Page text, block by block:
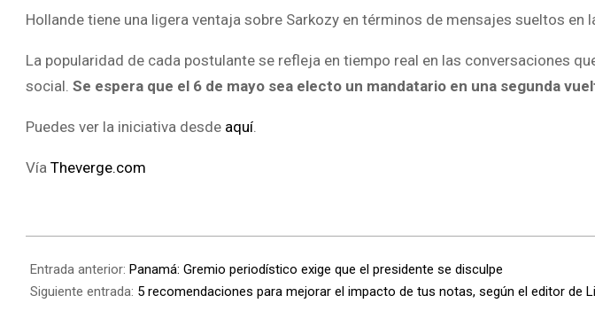
Hollande tiene una ligera ventaja sobre Sarkozy en términos de mensajes sueltos en
La popularidad de cada postulante se refleja en tiempo real en las conversaciones
social. Se espera que el 6 de mayo sea electo un mandatario en una segunda
Puedes ver la iniciativa desde aquí
Vía Theverge.com
Entrada anterior: Panamá: Gremio periodístico exige que el presidente se disculpe
Siguiente entrada: 5 recomendaciones para mejorar el impacto de tus notas, según el editor de